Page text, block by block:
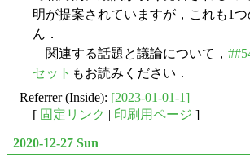
明が提案されていますが，これも1
ん．
関連する話題と議論について，
セット もお読みください．
Referrer (Inside): [2023-01-01-1]
[ 固定リンク | 印刷用ページ ]
2020-12-27 Sun